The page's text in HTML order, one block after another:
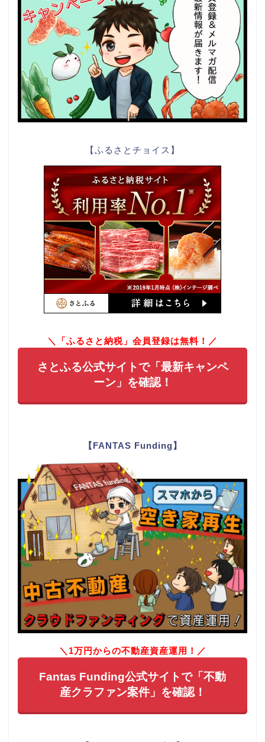
【ふるさとチョイス】
＼「ふるさと納税」会員登録は無料！／
さとふる公式サイトで「最新キャンペ
ーン」を確認！
【FANTAS Funding】
＼1万円からの不動産資産運用！／
Fantas Funding公式サイトで「不動
産クラファン案件」を確認！